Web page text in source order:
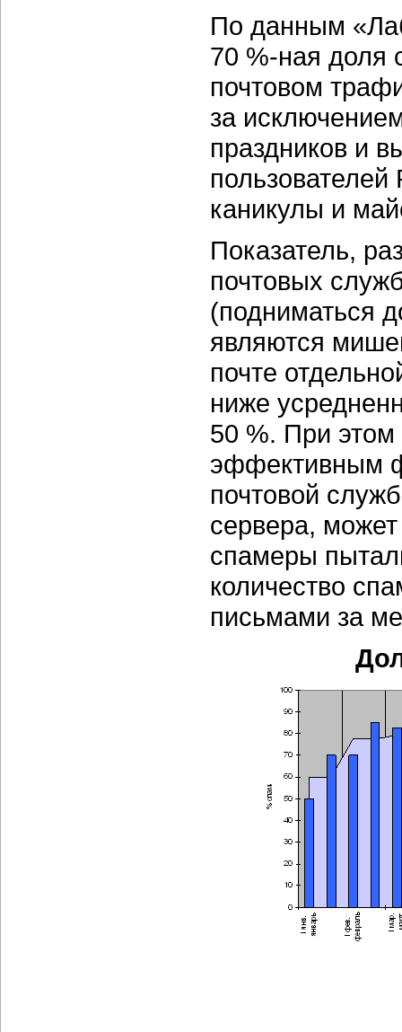
По данным
70 %-ная доля
почтовом
за
праздников и
пользователей
каникулы и
Показатель,
почтовых
(подниматься
являются
почте
ниже
50 %. При
эффективным
почтовой
сервера,
спамеры
количество
письмами за